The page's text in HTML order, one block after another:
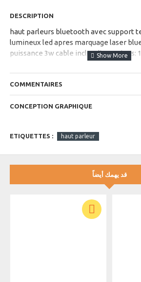
DESCRIPTION
haut parleurs bluetooth avec support
lumineux led apres marquage laser
puissance 3w cable inclus dimensions:
27 cm / 12,8 kg / 60 pcs
COMMENTAIRES
CONCEPTION GRAPHIQUE
ETIQUETTES : haut parleur
قد يهمك أيضاً